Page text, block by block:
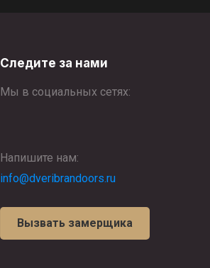
Следите за нами
Мы в социальных сетях:
Напишите нам:
info@dveribrandoors.ru
Вызвать замерщика